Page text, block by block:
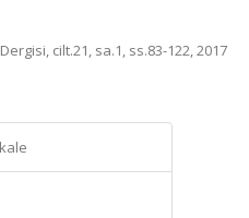
cilt.21, sa.1, ss.83-122, 2017